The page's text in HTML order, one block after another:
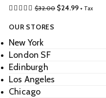
$32.00 $24.99 + Tax
OUR STORES
New York
London SF
Edinburgh
Los Angeles
Chicago